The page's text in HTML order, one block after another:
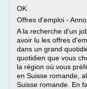
OK
Offres d'emploi -
A la recherche d'un
avoir lu les offres
dans un grand
quotidien que vous
la région où vous
en Suisse romande,
Suisse romande. En